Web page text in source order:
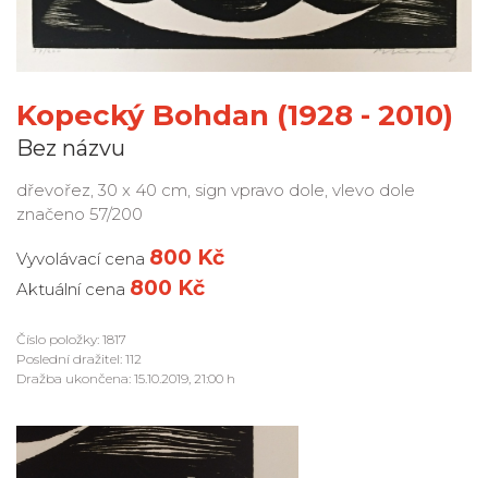
Kopecký Bohdan (1928 - 2010)
Bez názvu
dřevořez, 30 x 40 cm, sign vpravo dole, vlevo dole
značeno 57/200
Vyvolávací cena 800 Kč
Aktuální cena 800 Kč
Číslo položky: 1817
Poslední dražitel: 112
Dražba ukončena: 15.10.2019, 21:00 h